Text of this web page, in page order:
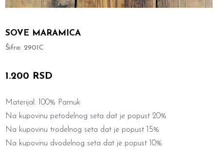
SOVE MARAMICA
Šifra:2901C
1.200 RSD
Materijal: 100% Pamuk
Na kupovinu petodelnog seta dat je popust 20%
Na kupovinu trodelnog seta dat je popust 15%
Na kupovinu dvodelnog seta dat je popust 10%